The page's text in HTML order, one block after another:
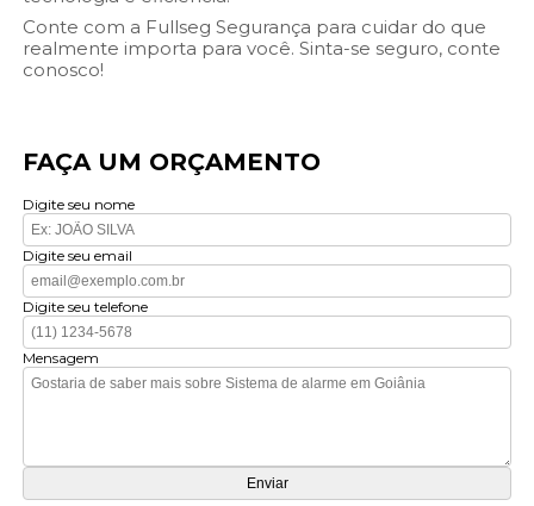
Conte com a Fullseg Segurança para cuidar do que
realmente importa para você. Sinta-se seguro, conte
conosco!
FAÇA UM ORÇAMENTO
Digite seu nome
Digite seu email
Digite seu telefone
Mensagem